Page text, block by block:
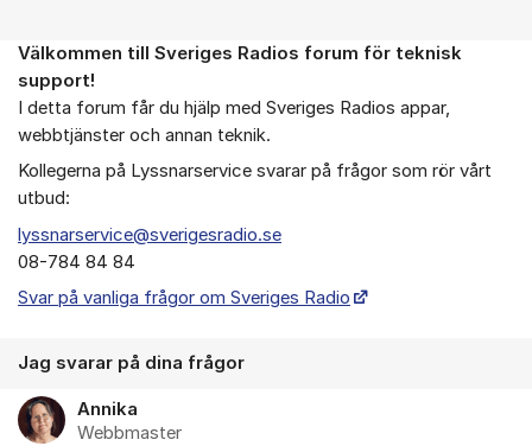
Om forumet
Välkommen till Sveriges Radios forum för teknisk
support!
I detta forum får du hjälp med Sveriges Radios appar,
webbtjänster och annan teknik.
Kollegerna på Lyssnarservice svarar på frågor som rör vårt
utbud:
lyssnarservice@sverigesradio.se
08-784 84 84
Svar på vanliga frågor om Sveriges Radio
Jag svarar på dina frågor
Annika
Webbmaster